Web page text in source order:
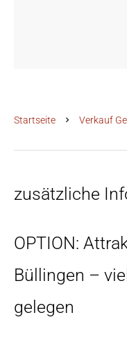
Startseite Verkauf
zusätzliche
OPTION:
Büllingen –
gelegen